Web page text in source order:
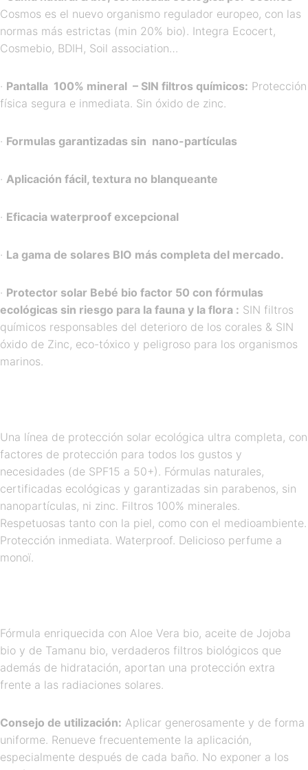
Cosmos es el nuevo organismo regulador europeo, con las
normas más estrictas (min 20% bio). Integra Ecocert,
Cosmebio, BDIH, Soil association…
· Pantalla 100% mineral – SIN filtros químicos: Protección
física segura e inmediata. Sin óxido de zinc.
· Formulas garantizadas sin nano-partículas
· Aplicación fácil, textura no blanqueante
· Eficacia waterproof excepcional
· La gama de solares BIO más completa del mercado.
· Protector solar Bebé bio factor 50 con fórmulas
ecológicas sin riesgo para la fauna y la flora : SIN filtros
químicos responsables del deterioro de los corales & SIN
óxido de Zinc, eco-tóxico y peligroso para los organismos
marinos.
Una línea de protección solar ecológica ultra completa, con
factores de protección para todos los gustos y
necesidades (de SPF15 a 50+). Fórmulas naturales,
certificadas ecológicas y garantizadas sin parabenos, sin
nanopartículas, ni zinc. Filtros 100% minerales.
Respetuosas tanto con la piel, como con el medioambiente.
Protección inmediata. Waterproof. Delicioso perfume a
monoï.
Fórmula enriquecida con Aloe Vera bio, aceite de Jojoba
bio y de Tamanu bio, verdaderos filtros biológicos que
además de hidratación, aportan una protección extra
frente a las radiaciones solares.
Consejo de utilización: Aplicar generosamente y de forma
uniforme. Renueve frecuentemente la aplicación,
especialmente después de cada baño. No exponer a los